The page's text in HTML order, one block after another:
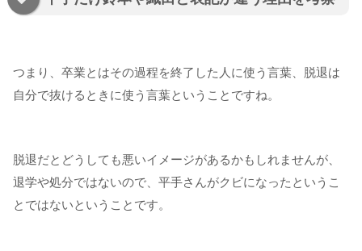
つまり、卒業とはその過程を終了した人に使う言葉、脱退は
自分で抜けるときに使う言葉ということですね。
脱退だとどうしても悪いイメージがあるかもしれませんが、
退学や処分ではないので、平手さんがクビになったというこ
とではないということです。